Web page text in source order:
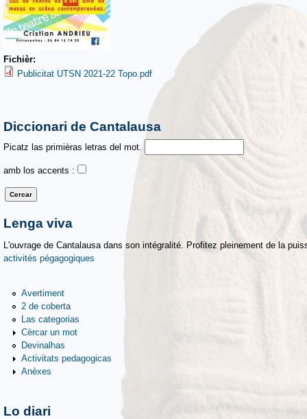
Fichièr:
Publicitat UTSN 2021-22 Topo.pdf
Diccionari de Cantalausa
Picatz las primièras letras del mot.
amb los accents :
Lenga viva
L'ouvrage de Cantalausa dans son intégralité. Profitez pleinement de la
activités pégagogiques
Avertiment
2 de coberta
Las categorias
Cèrcar un mot
Devinalhas
Activitats pedagogicas
Anèxes
Lo diari